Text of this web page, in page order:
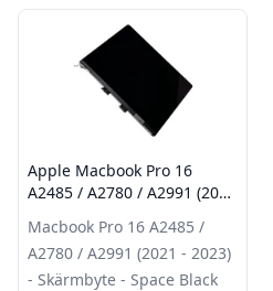
Apple Macbook Pro 16
A2485 / A2780 / A2991 (2021
Black
Macbook Pro 16 A2485 /
A2780 / A2991 (2021 - 2023)
- Skärmbyte - Space Black